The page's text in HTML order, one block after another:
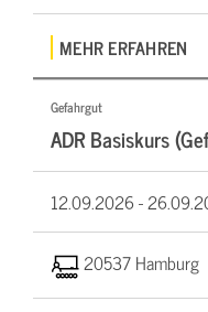
MEHR ERFAHREN
Gefahrgut
ADR Basiskurs
12.09.2026 -
20537 Hamburg